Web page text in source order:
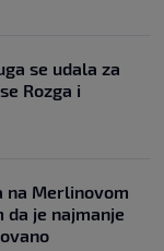
se udala za
Rozga i
na Merlinovom
da je najmanje